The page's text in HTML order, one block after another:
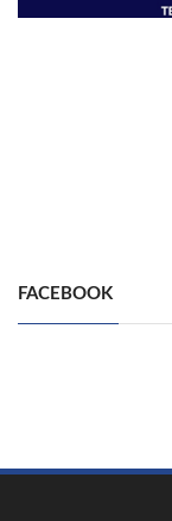
FACEBOOK